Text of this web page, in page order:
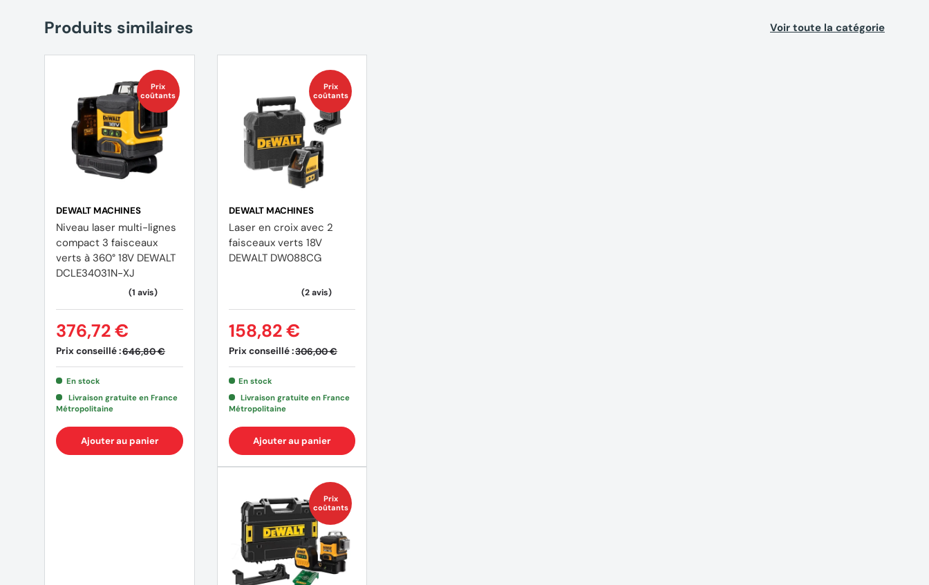
Produits similaires Voir toute la catégorie
Prix
coûtants
DEWALT MACHINES
Niveau laser multi-lignes
compact 3 faisceaux
verts à 360° 18V DEWALT
DCLE34031N-XJ
Prix conseillé :646,80 €
376,72 €
En stock
Livraison gratuite en France
Métropolitaine
Ajouter au panier
Prix
coûtants
DEWALT MACHINES
Laser en croix avec 2
faisceaux verts 18V
DEWALT DW088CG
Prix conseillé :306,00 €
158,82 €
En stock
Livraison gratuite en France
Métropolitaine
Ajouter au panier
Prix
coûtants